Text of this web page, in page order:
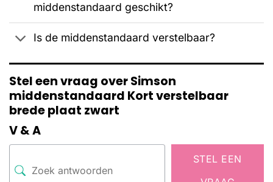
middenstandaard geschikt?
Is de middenstandaard verstelbaar?
Stel een vraag over Simson
middenstandaard Kort verstelbaar
brede plaat zwart
V & A
STEL EEN